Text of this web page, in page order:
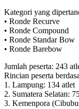
Kategori yang
• Ronde Recurve
• Ronde Compound
• Ronde Standar Bow
• Ronde Barebow
Jumlah peserta: 243
Rincian peserta
1. Lampung: 134 atlet
2. Sumatera Selatan:
3. Kemenpora